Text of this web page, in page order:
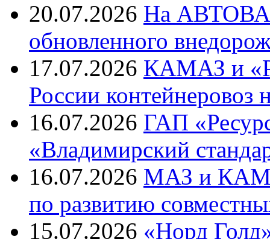
20.07.2026 На
обновленного
17.07.2026 КАМАЗ и
России контейнеровоз
16.07.2026 ГАП
«Владимирский
16.07.2026 МАЗ и
по развитию
15.07.2026 «Норд